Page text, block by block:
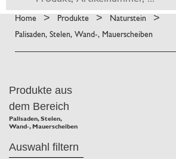
Home > Produkte > Naturstein >
Palisaden, Stelen, Wand-, Mauerscheiben
Produkte aus
dem Bereich
Palisaden, Stelen,
Wand-, Mauerscheiben
Auswahl filtern